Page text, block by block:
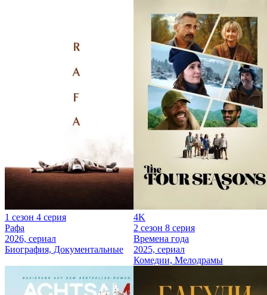
1 сезон 4 серия
Рафа
2026, сериал
Биография, Документальные
4K
2 сезон 8 серия
Времена года
2025, сериал
Комедии, Мелодрамы